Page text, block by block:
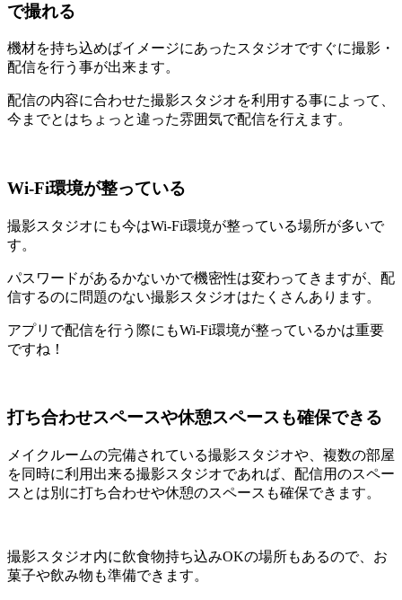
で撮れる
機材を持ち込めばイメージにあったスタジオですぐに撮影・
配信を行う事が出来ます。
配信の内容に合わせた撮影スタジオを利用する事によって、
今までとはちょっと違った雰囲気で配信を行えます。
Wi-Fi環境が整っている
撮影スタジオにも今はWi-Fi環境が整っている場所が多いで
す。
パスワードがあるかないかで機密性は変わってきますが、配
信するのに問題のない撮影スタジオはたくさんあります。
アプリで配信を行う際にもWi-Fi環境が整っているかは重要
ですね！
打ち合わせスペースや休憩スペースも確保できる
メイクルームの完備されている撮影スタジオや、複数の部屋
を同時に利用出来る撮影スタジオであれば、配信用のスペー
スとは別に打ち合わせや休憩のスペースも確保できます。
撮影スタジオ内に飲食物持ち込みOKの場所もあるので、お
菓子や飲み物も準備できます。